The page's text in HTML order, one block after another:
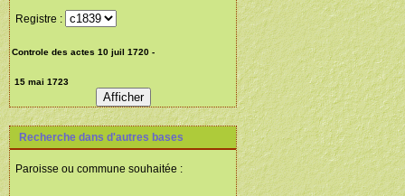
Registre :
Recherche dans d'autres bases
Paroisse ou commune souhaitée :